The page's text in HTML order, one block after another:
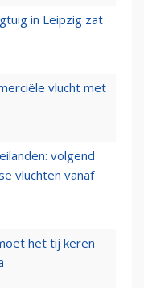
in Leipzig zat
vlucht met
volgend
vluchten vanaf
het tij keren